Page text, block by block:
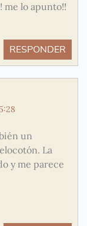
me lo apunto!!
RESPONDER
un
La
y me parece